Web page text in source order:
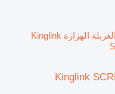
جديد آلة الغربلة الهزازة Kinglink
Kinglink